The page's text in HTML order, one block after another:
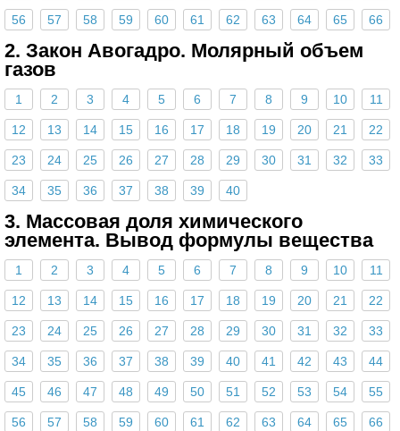
56 57 58 59 60 61 62 63 64 65 66
2. Закон Авогадро. Молярный объем
газов
1 2 3 4 5 6 7 8 9 10 11
12 13 14 15 16 17 18 19 20 21 22
23 24 25 26 27 28 29 30 31 32 33
34 35 36 37 38 39 40
3. Массовая доля химического
элемента. Вывод формулы вещества
1 2 3 4 5 6 7 8 9 10 11
12 13 14 15 16 17 18 19 20 21 22
23 24 25 26 27 28 29 30 31 32 33
34 35 36 37 38 39 40 41 42 43 44
45 46 47 48 49 50 51 52 53 54 55
56 57 58 59 60 61 62 63 64 65 66